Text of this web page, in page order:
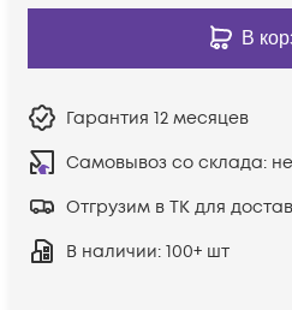
В
Гарантия 12 месяцев
Самовывоз со склада:
Отгрузим в ТК для
В наличии: 100+ шт